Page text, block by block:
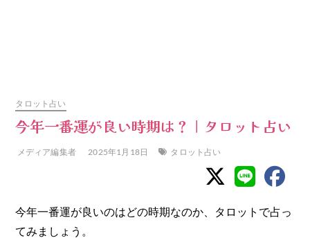
タロット占い
今年一番運が良い時期は？｜タロット占い
メディア編集者 2025年1月18日 タロット占い
今年一番運が良いのはどの時期なのか、タロットで占っ
てみましょう。